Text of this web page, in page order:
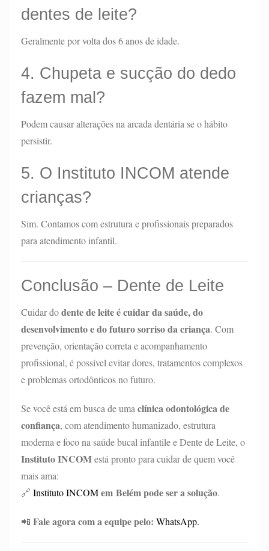
dentes de leite?
Geralmente por volta dos 6 anos de idade.
4. Chupeta e sucção do dedo
fazem mal?
Podem causar alterações na arcada dentária se o hábito
persistir.
5. O Instituto INCOM atende
crianças?
Sim. Contamos com estrutura e profissionais preparados
para atendimento infantil.
Conclusão – Dente de Leite
Cuidar dodente de leite é cuidar da saúde, do
desenvolvimento e do futuro sorriso da criança. Com
prevenção, orientação correta e acompanhamento
profissional, é possível evitar dores, tratamentos complexos
e problemas ortodônticos no futuro.
Se você está em busca de uma clínica odontológica de
confiança, com atendimento humanizado, estrutura
moderna e foco na saúde bucal infantile e Dente de Leite, o
Instituto INCOMestá pronto para cuidar de quem você
mais ama:
🔗 Instituto INCOMem Belém pode ser a solução.
📲 Fale agora com a equipe pelo: WhatsApp.